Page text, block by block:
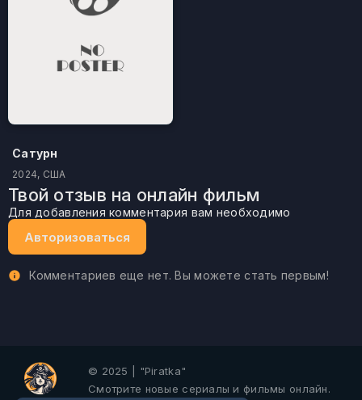
Сатурн
2024, США
Твой отзыв на онлайн фильм
Для добавления комментария вам необходимо
Авторизоваться
Комментариев еще нет. Вы можете стать первым!
© 2025 | "Piratka"
Смотрите новые сериалы и фильмы онлайн.